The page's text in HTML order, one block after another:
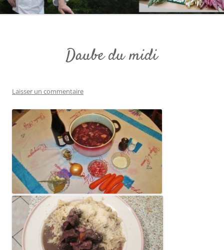
Daube du midi
Laisser un commentaire